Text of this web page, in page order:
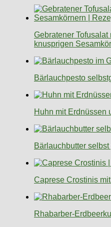
Gebratener
knusprigen
Bärlauchpesto
Huhn mit Erdnüssen
Bärlauchbutter
Caprese Crostinis
Rhabarber-